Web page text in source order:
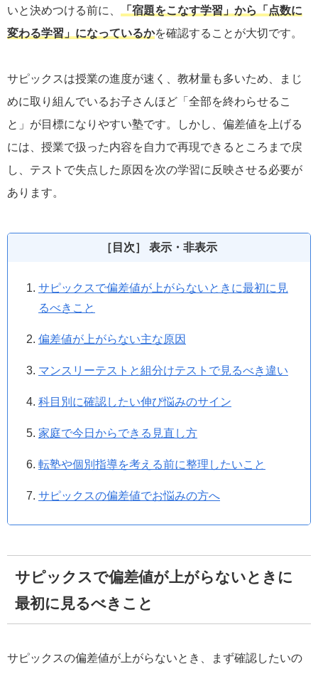
いと決めつける前に、
「宿題をこなす学習」から「点数に
変わる学習」になっているかを確認することが大切です。
サピックスは授業の進度が速く、教材量も多いため、まじ
めに取り組んでいるお子さんほど「全部を終わらせるこ
と」が目標になりやすい塾です。しかし、偏差値を上げる
には、授業で扱った内容を自力で再現できるところまで戻
し、テストで失点した原因を次の学習に反映させる必要が
あります。
［目次］ 表示・非表示
サピックスで偏差値が上がらないときに最初に見
るべきこと
偏差値が上がらない主な原因
マンスリーテストと組分けテストで見るべき違い
科目別に確認したい伸び悩みのサイン
家庭で今日からできる見直し方
転塾や個別指導を考える前に整理したいこと
サピックスの偏差値でお悩みの方へ
サピックスで偏差値が上がらないときに
最初に見るべきこと
サピックスの偏差値が上がらないとき、まず確認したいの